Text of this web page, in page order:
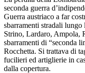
seconda guerra
Guerra austriaco a far
sbarramenti stradali
Strino, Lardaro, Ampola,
sbarramenti di “seconda
Rocchetta. Si trattava di
fucilieri ed artiglierie in
dalla copertura.